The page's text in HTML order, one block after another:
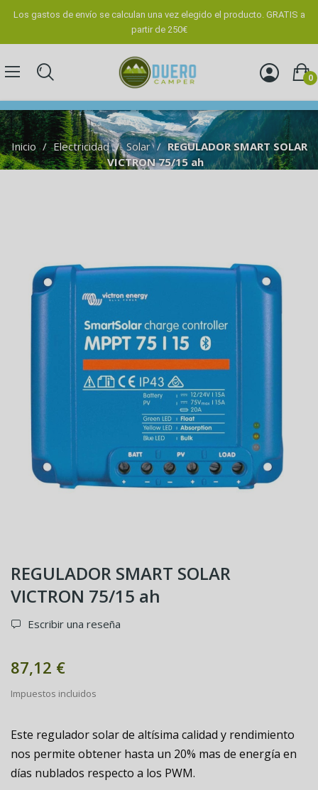
Los gastos de envío se calculan una vez elegido el producto. GRATIS a
partir de 250€
0
Inicio Electricidad Solar
REGULADOR SMART SOLAR
VICTRON 75/15 ah
REGULADOR SMART SOLAR
VICTRON 75/15 ah
Escribir una reseña
87,12 €
Impuestos incluidos
Este regulador solar de altísima calidad y rendimiento
nos permite obtener hasta un 20% mas de energía en
días nublados respecto a los PWM.